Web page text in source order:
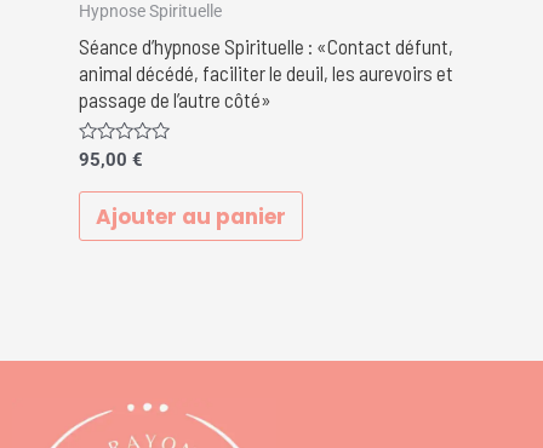
Hypnose Spirituelle
Séance d’hypnose Spirituelle : «Contact défunt,
animal décédé, faciliter le deuil, les aurevoirs et
passage de l’autre côté»
Note
sur
95,00€
Ajouter au panier